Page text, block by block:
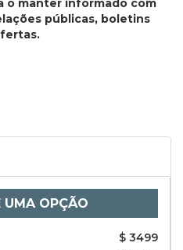
o manter informado com
públicas, boletins
UMA OPÇÃO
$ 3499